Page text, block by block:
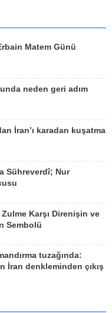
Matem Günü
neden geri adım
İran’ı karadan kuşatma
Sühreverdî; Nur
Karşı Direnişin ve
Sembolü
tuzağında:
İran denkleminden çıkış